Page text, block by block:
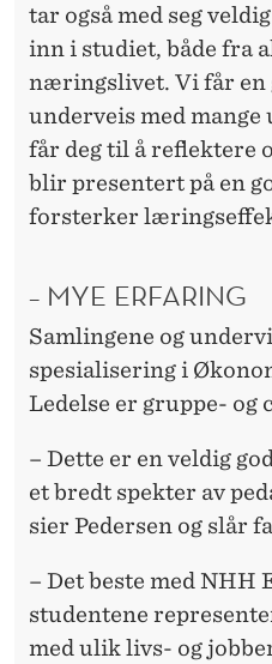
tar også med seg
inn i studiet, både fra
næringslivet. Vi får en
underveis med
får deg til å reflektere
blir presentert på en
forsterker
– MYE ERFARING
Samlingene og
spesialisering i
Ledelse er gruppe- og
– Dette er en veldig
et bredt spekter av
sier Pedersen og slår
– Det beste med NHH
studentene
med ulik livs- og